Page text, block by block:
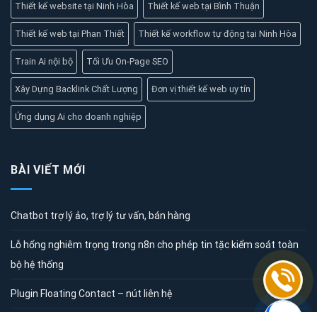
Thiết kế website tại Ninh Hòa Thiết kế web tại Bình Thuận
Thiết kế web tại Phan Thiết Thiết kế workflow tự động tại Ninh Hòa
Train Ai nội bộ Tối Ưu On-Page SEO
Xây Dựng Backlink Chất Lượng Đơn vị thiết kế web uy tín
Ứng dụng Ai cho doanh nghiệp
BÀI VIẾT MỚI
Chatbot trợ lý ảo, trợ lý tư vấn, bán hàng
Lỗ hổng nghiêm trọng trong n8n cho phép tin tặc kiểm soát toàn
bộ hệ thống
Plugin Floating Contact – nút liên hệ